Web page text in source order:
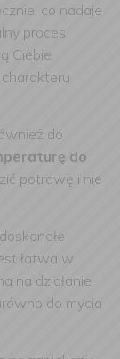
co nadaje
proces
Ciebie
do
do
potrawę i nie
łatwa w
na działanie
do mycia